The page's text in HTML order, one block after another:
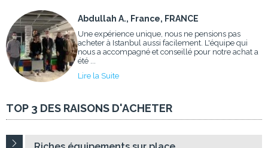
Abdullah A., France, FRANCE
Une expérience unique, nous ne pensions pas
acheter à Istanbul aussi facilement. L'équipe qui
nous a accompagné et conseillé pour notre achat a
été ...
Lire la Suite
TOP 3 DES RAISONS D'ACHETER